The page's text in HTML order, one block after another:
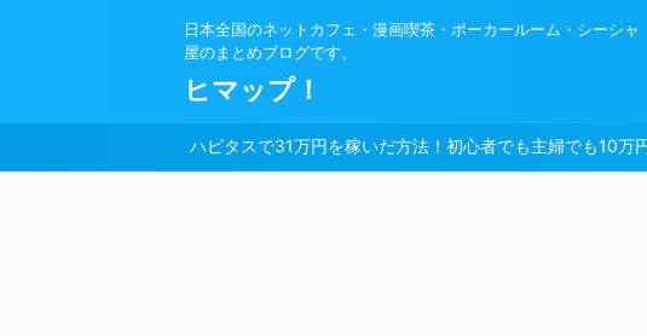
日本全国のネットカフェ・漫画喫茶・ポーカールーム・シーシャ
屋のまとめブログです。
ヒマップ！
ハピタスで31万円を稼いだ方法！初心者でも主婦でも10万